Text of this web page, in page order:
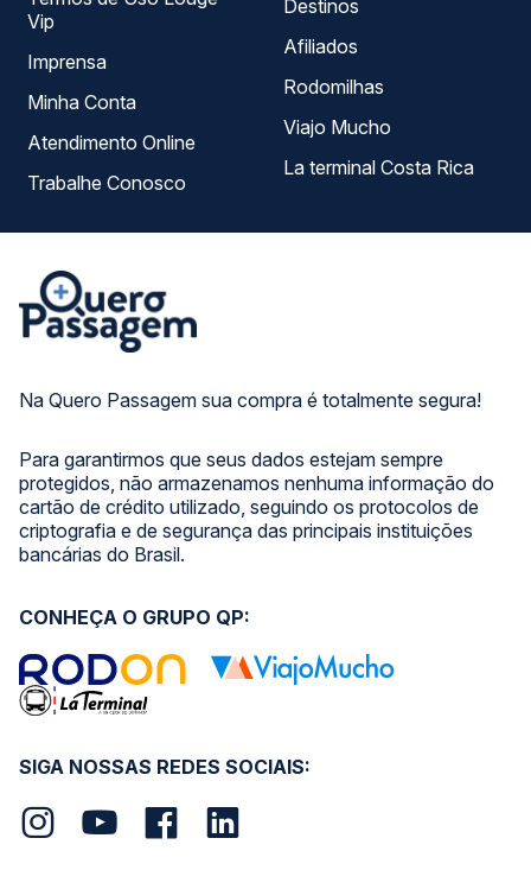
Na Quero Passagem sua compra é totalmente segura!
Para garantirmos que seus dados estejam sempre
protegidos, não armazenamos nenhuma informação do
cartão de crédito utilizado, seguindo os protocolos de
criptografia e de segurança das principais instituições
bancárias do Brasil.
Vip
Imprensa
Minha Conta
Atendimento Online
Trabalhe Conosco
Destinos
Afiliados
Rodomilhas
Viajo Mucho
La terminal Costa Rica
SIGA NOSSAS REDES SOCIAIS:
CONHEÇA O GRUPO QP: